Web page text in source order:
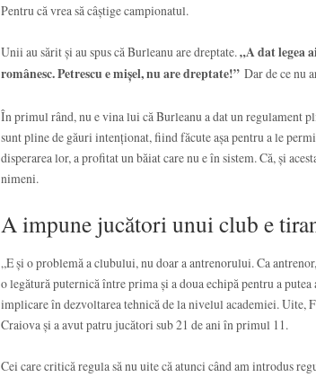
Pentru că vrea să câștige campionatul.
Unii au sărit și au spus că Burleanu are dreptate.„A dat legea
românesc. Petrescu e mișel, nu are dreptate!” Dar de ce nu
În primul rând, nu e vina lui că Burleanu a dat un regulament
sunt pline de găuri intenționat, fiind făcute așa pentru a le
disperarea lor, a profitat un băiat care nu e în sistem. Că, și
nimeni.
A impune jucători unui club e
„E și o problemă a clubului, nu doar a antrenorului. Ca
o legătură puternică între prima și a doua echipă pentru a
implicare în dezvoltarea tehnică de la nivelul academiei. Uite,
Craiova și a avut patru jucători sub 21 de ani în primul 11.
Cei care critică regula să nu uite că atunci când am introdus